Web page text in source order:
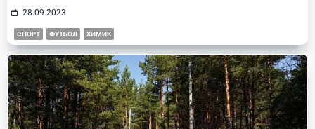
28.09.2023
СПОРТ ФУТБОЛ ХИМИК